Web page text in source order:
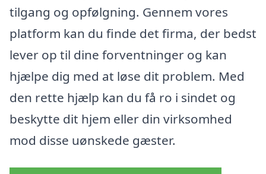
tilgang og opfølgning. Gennem vores
platform kan du finde det firma, der bedst
lever op til dine forventninger og kan
hjælpe dig med at løse dit problem. Med
den rette hjælp kan du få ro i sindet og
beskytte dit hjem eller din virksomhed
mod disse uønskede gæster.